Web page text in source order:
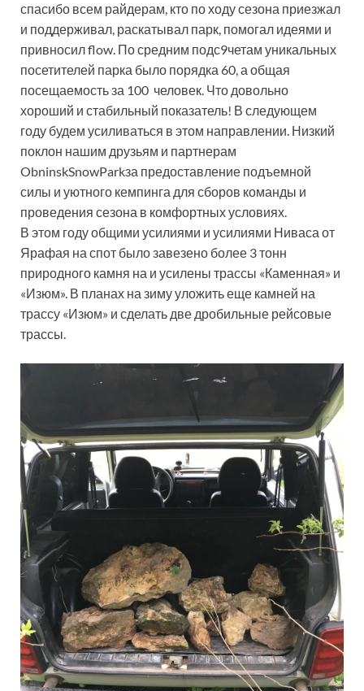
спасибо всем райдерам, кто по ходу сезона приезжал
и поддерживал, раскатывал парк, помогал идеями и
привносил flow. По средним подс9четам уникальных
посетителей парка было порядка 60, а общая
посещаемость за 100 человек. Что довольно
хороший и стабильный показатель! В следующем
году будем усиливаться в этом направлении. Низкий
поклон нашим друзьям и партнерам
ObninskSnowParkза предоставление подъемной
силы и уютного кемпинга для сборов команды и
проведения сезона в комфортных условиях.
В этом году общими усилиями и усилиями Ниваса от
Ярафая на спот было завезено более 3 тонн
природного камня на и усилены трассы «Каменная» и
«Изюм». В планах на зиму уложить еще камней на
трассу «Изюм» и сделать две дробильные рейсовые
трассы.